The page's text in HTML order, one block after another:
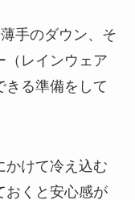
手のダウン、そ
（レインウェア
きる準備をして
かけて冷え込む
おくと安心感が